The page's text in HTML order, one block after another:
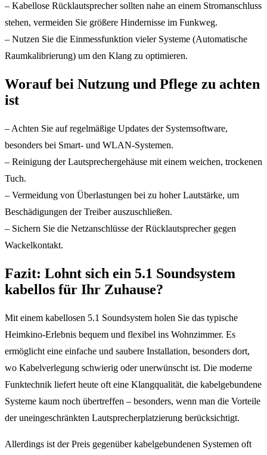
– Kabellose Rücklautsprecher sollten nahe an einem Stromanschluss
stehen, vermeiden Sie größere Hindernisse im Funkweg.
– Nutzen Sie die Einmessfunktion vieler Systeme (Automatische
Raumkalibrierung) um den Klang zu optimieren.
Worauf bei Nutzung und Pflege zu achten
ist
– Achten Sie auf regelmäßige Updates der Systemsoftware,
besonders bei Smart- und WLAN-Systemen.
– Reinigung der Lautsprechergehäuse mit einem weichen, trockenen
Tuch.
– Vermeidung von Überlastungen bei zu hoher Lautstärke, um
Beschädigungen der Treiber auszuschließen.
– Sichern Sie die Netzanschlüsse der Rücklautsprecher gegen
Wackelkontakt.
Fazit: Lohnt sich ein 5.1 Soundsystem
kabellos für Ihr Zuhause?
Mit einem kabellosen 5.1 Soundsystem holen Sie das typische
Heimkino-Erlebnis bequem und flexibel ins Wohnzimmer. Es
ermöglicht eine einfache und saubere Installation, besonders dort,
wo Kabelverlegung schwierig oder unerwünscht ist. Die moderne
Funktechnik liefert heute oft eine Klangqualität, die kabelgebundene
Systeme kaum noch übertreffen – besonders, wenn man die Vorteile
der uneingeschränkten Lautsprecherplatzierung berücksichtigt.
Allerdings ist der Preis gegenüber kabelgebundenen Systemen oft